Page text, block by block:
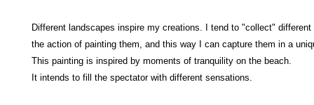
Different landscapes inspire my creations. I tend to "collect"
the action of painting them, and this way I can capture them in a
This painting is inspired by moments of tranquility on the beach.
It intends to fill the spectator with different sensations.